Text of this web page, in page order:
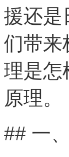
援还是
们带来
理是怎
原理。
## 一